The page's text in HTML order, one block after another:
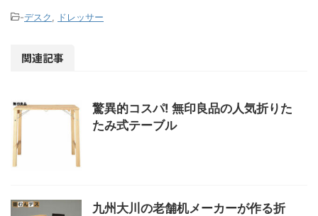
-デスク ドレッサー
関連記事
驚異的コスパ! 無印良品の人気折りた
たみ式テーブル
九州大川の老舗机メーカーが作る折